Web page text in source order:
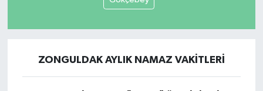
ZONGULDAK AYLIK NAMAZ VAKITLERI